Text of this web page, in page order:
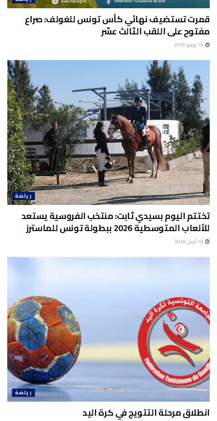
قمرت تستضيف نهائي كأس تونس للغولف: صراع
مفتوح على اللقب الثالث عشر
رياضة
تختتم اليوم بسيدي ثابت: منتخب الفروسية يستعد
للألعاب المتوسطية 2026 ببطولة تونس للماسترز
رياضة
انطلاق مرحلة التتويج في كرة اليد